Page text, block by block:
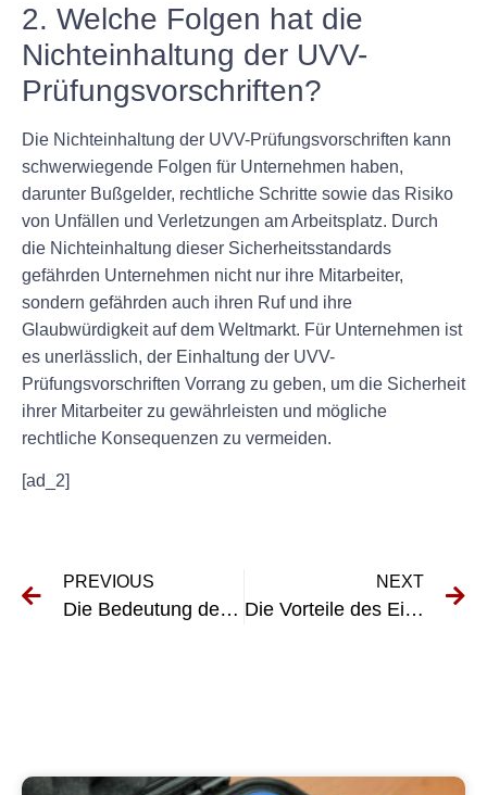
2. Welche Folgen hat die
Nichteinhaltung der UVV-
Prüfungsvorschriften?
Die Nichteinhaltung der UVV-Prüfungsvorschriften kann
schwerwiegende Folgen für Unternehmen haben,
darunter Bußgelder, rechtliche Schritte sowie das Risiko
von Unfällen und Verletzungen am Arbeitsplatz. Durch
die Nichteinhaltung dieser Sicherheitsstandards
gefährden Unternehmen nicht nur ihre Mitarbeiter,
sondern gefährden auch ihren Ruf und ihre
Glaubwürdigkeit auf dem Weltmarkt. Für Unternehmen ist
es unerlässlich, der Einhaltung der UVV-
Prüfungsvorschriften Vorrang zu geben, um die Sicherheit
ihrer Mitarbeiter zu gewährleisten und mögliche
rechtliche Konsequenzen zu vermeiden.
[ad_2]
PREVIOUS
Die Bedeutung der UVV-Prüfung für Unternehmen in Bad Krozingen
NEXT
Die Vorteile des Einsatzes von E-Check im Steuerrecht